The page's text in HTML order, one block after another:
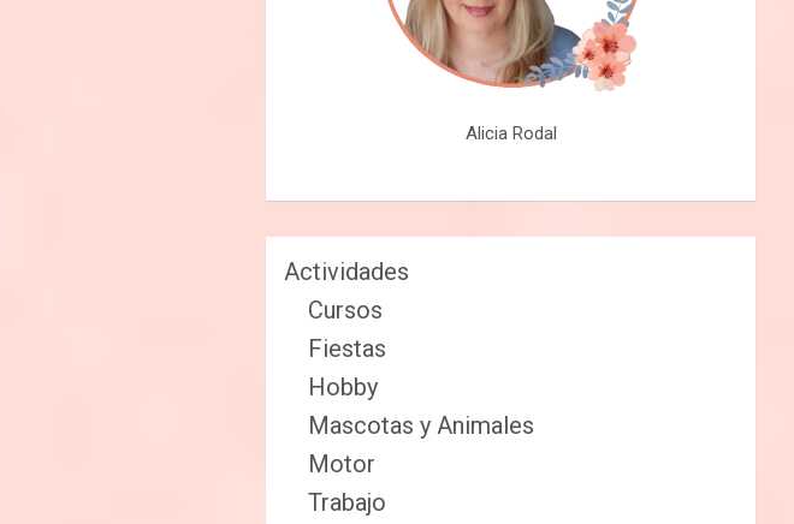
Alicia Rodal
Actividades
Cursos
Fiestas
Hobby
Mascotas y Animales
Motor
Trabajo